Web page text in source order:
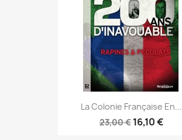
La Colonie Française En...
23,00 € 16,10 €